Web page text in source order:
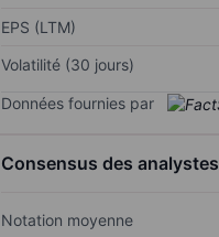
EPS (LTM)
Volatilité (30 jours)
Données fournies par
Consensus des analystes
Notation moyenne